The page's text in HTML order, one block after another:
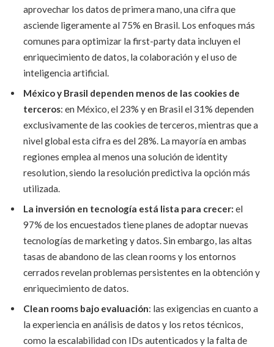
aprovechar los datos de primera mano, una cifra que
asciende ligeramente al 75% en Brasil. Los enfoques más
comunes para optimizar la first-party data incluyen el
enriquecimiento de datos, la colaboración y el uso de
inteligencia artificial.
México y Brasil dependen menos de las cookies de
terceros: en México, el 23% y en Brasil el 31% dependen
exclusivamente de las cookies de terceros, mientras que a
nivel global esta cifra es del 28%. La mayoría en ambas
regiones emplea al menos una solución de identity
resolution, siendo la resolución predictiva la opción más
utilizada.
La inversión en tecnología está lista para crecer: el
97% de los encuestados tiene planes de adoptar nuevas
tecnologías de marketing y datos. Sin embargo, las altas
tasas de abandono de las clean rooms y los entornos
cerrados revelan problemas persistentes en la obtención y
enriquecimiento de datos.
Clean rooms bajo evaluación: las exigencias en cuanto a
la experiencia en análisis de datos y los retos técnicos,
como la escalabilidad con IDs autenticados y la falta de